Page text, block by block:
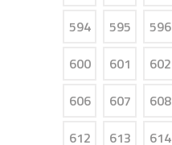
594
595 596
600
601 602
606
607 608
612
613 614